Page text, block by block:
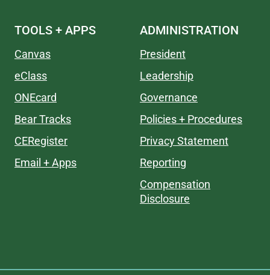
TOOLS + APPS
Canvas
eClass
ONEcard
Bear Tracks
CERegister
Email + Apps
ADMINISTRATION
President
Leadership
Governance
Policies + Procedures
Privacy Statement
Reporting
Compensation
Disclosure